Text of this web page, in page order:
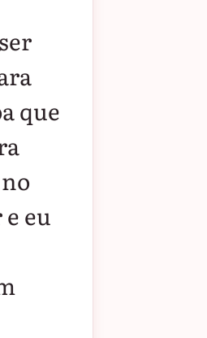
que
eu